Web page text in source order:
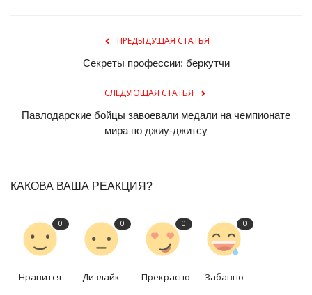
ПРЕДЫДУЩАЯ СТАТЬЯ
Секреты профессии: беркутчи
СЛЕДУЮЩАЯ СТАТЬЯ
Павлодарские бойцы завоевали медали на чемпионате
мира по джиу-джитсу
КАКОВА ВАША РЕАКЦИЯ?
0
Нравится
0
Дизлайк
0
Прекрасно
0
Забавно